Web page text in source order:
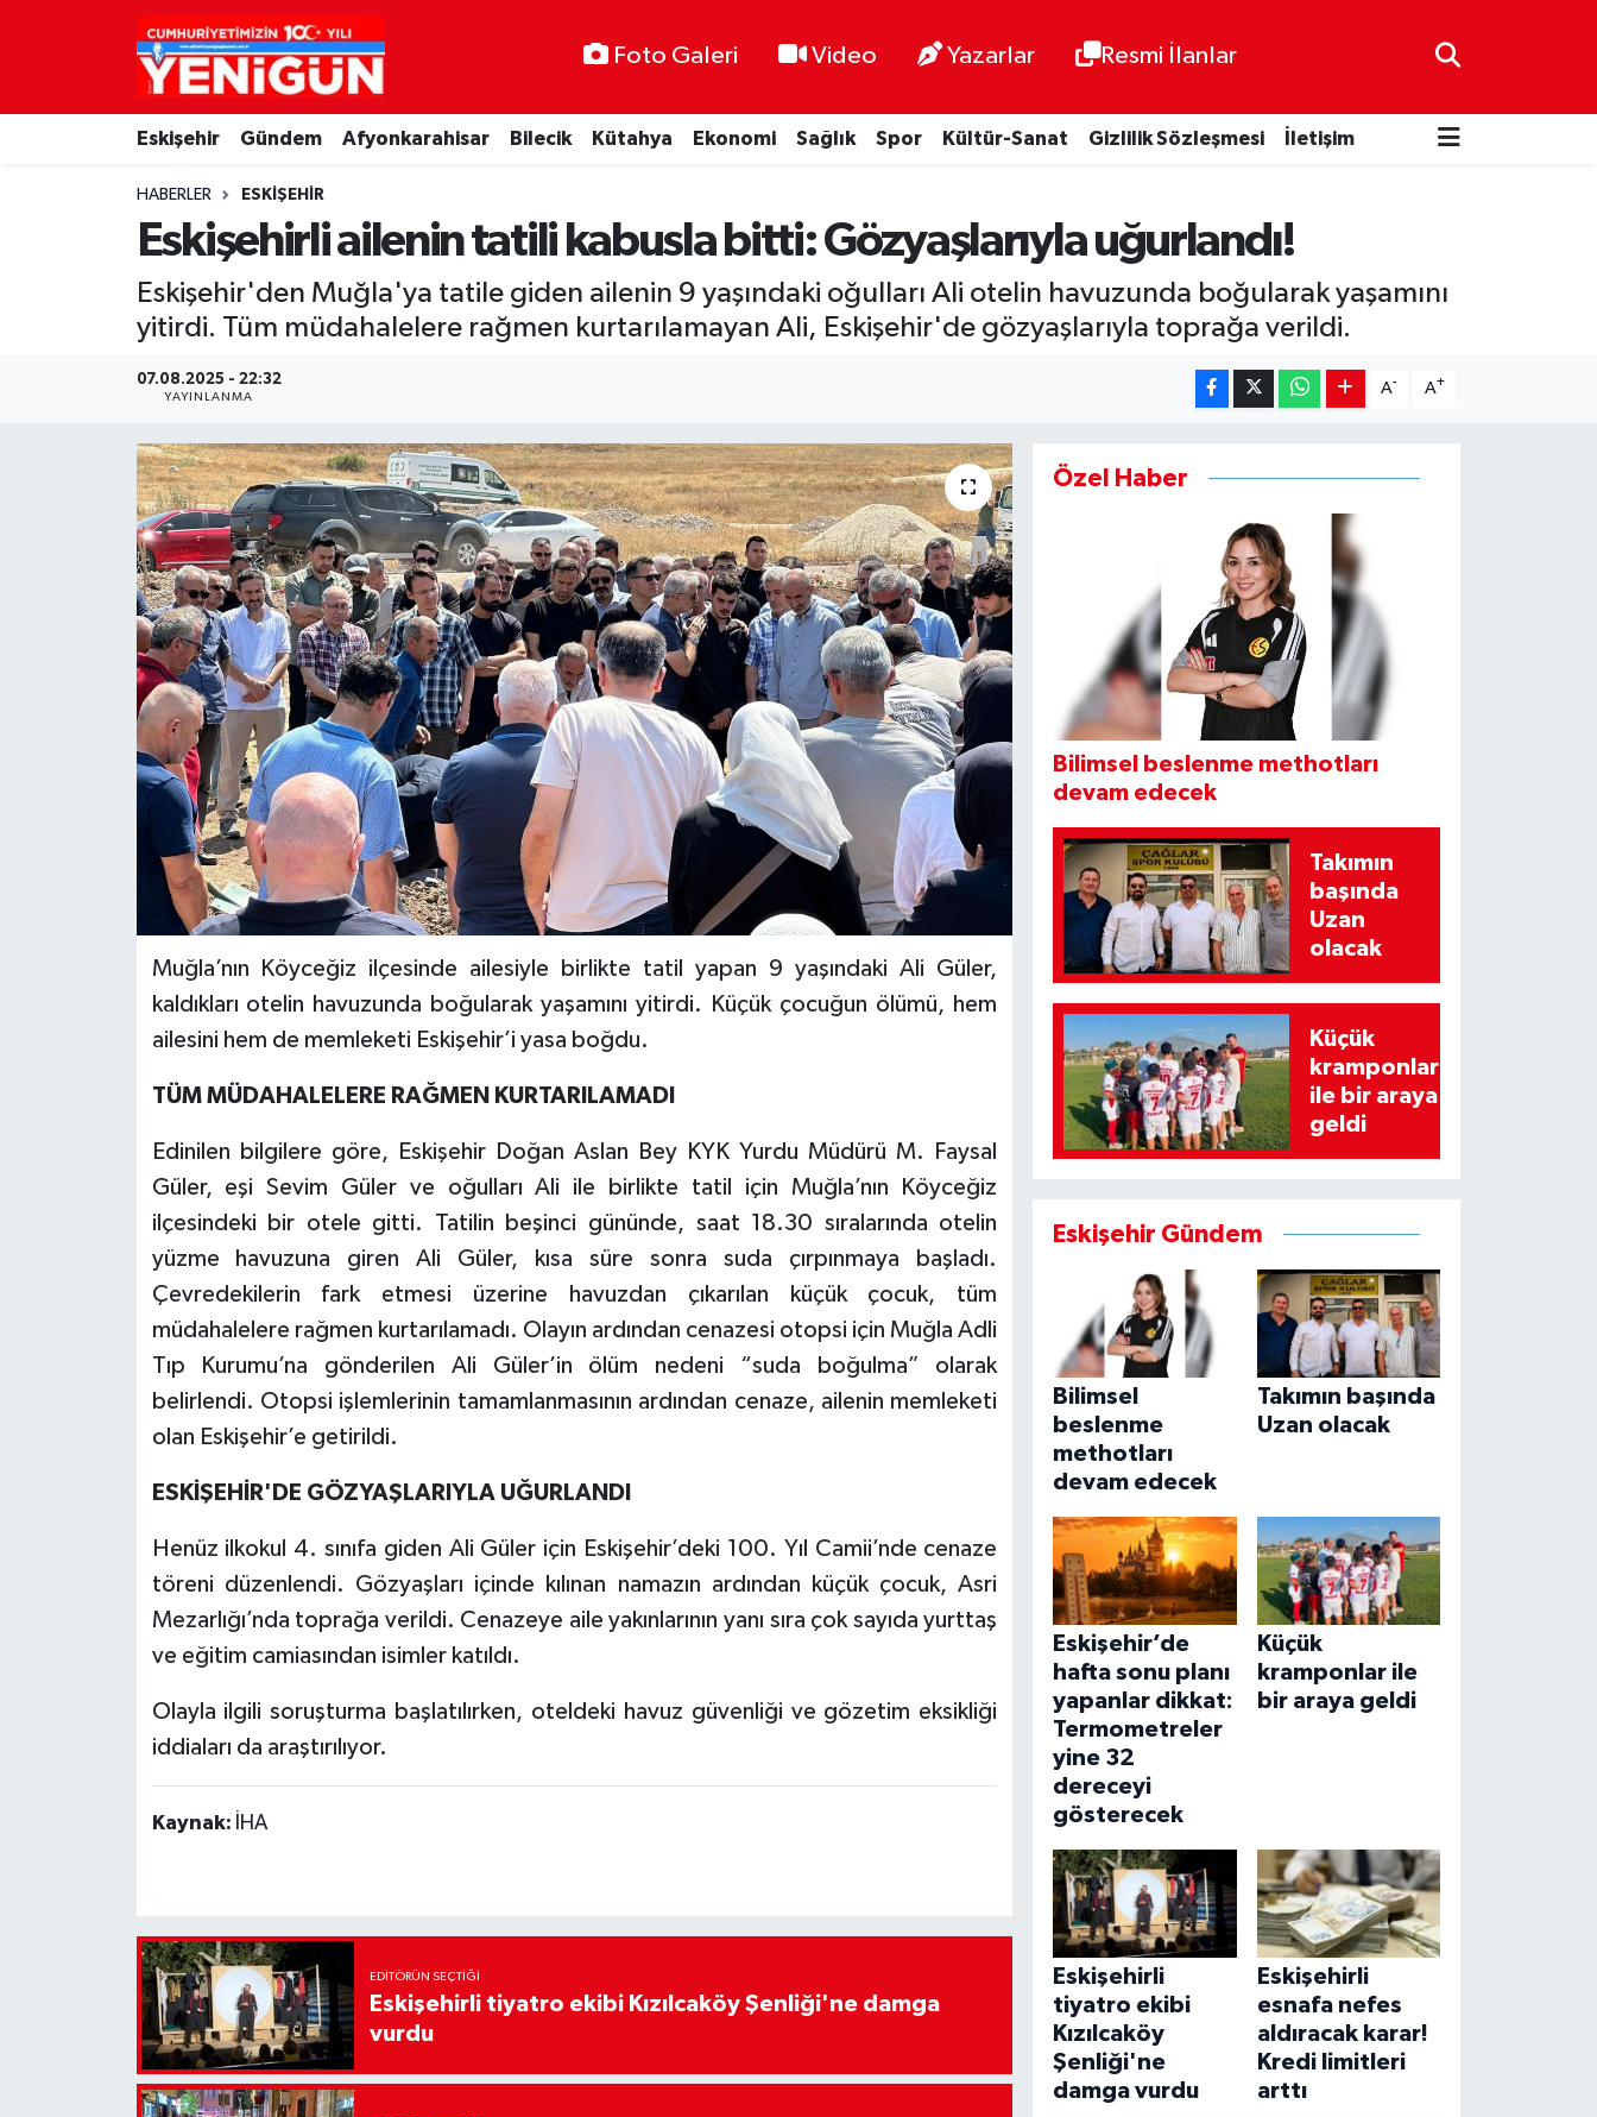
Foto Galeri Video Yazarlar Resmi İlanlar
Eskişehir Gündem Afyonkarahisar Bilecik Kütahya Ekonomi Sağlık Spor Kültür-Sanat Gizlilik Sözleşmesi İletişim
HABERLER ESKIŞEHIR
Eskişehirli ailenin tatili kabusla bitti: Gözyaşlarıyla uğurlandı!
Eskişehir'den Muğla'ya tatile giden ailenin 9 yaşındaki oğulları Ali otelin havuzunda boğularak yaşamını
yitirdi. Tüm müdahalelere rağmen kurtarılamayan Ali, Eskişehir'de gözyaşlarıyla toprağa verildi.
07.08.2025 - 22:32
YAYINLANMA
A- A+
Muğla’nın Köyceğiz ilçesinde ailesiyle birlikte tatil yapan 9 yaşındaki Ali Güler,
kaldıkları otelin havuzunda boğularak yaşamını yitirdi. Küçük çocuğun ölümü, hem
ailesini hem de memleketi Eskişehir’i yasa boğdu.
TÜM MÜDAHALELERE RAĞMEN KURTARILAMADI
Edinilen bilgilere göre, Eskişehir Doğan Aslan Bey KYK Yurdu Müdürü M. Faysal
Güler, eşi Sevim Güler ve oğulları Ali ile birlikte tatil için Muğla’nın Köyceğiz
ilçesindeki bir otele gitti. Tatilin beşinci gününde, saat 18.30 sıralarında otelin
yüzme havuzuna giren Ali Güler, kısa süre sonra suda çırpınmaya başladı.
Çevredekilerin fark etmesi üzerine havuzdan çıkarılan küçük çocuk, tüm
müdahalelere rağmen kurtarılamadı. Olayın ardından cenazesi otopsi için Muğla Adli
Tıp Kurumu’na gönderilen Ali Güler’in ölüm nedeni “suda boğulma” olarak
belirlendi. Otopsi işlemlerinin tamamlanmasının ardından cenaze, ailenin memleketi
olan Eskişehir’e getirildi.
ESKİŞEHİR'DE GÖZYAŞLARIYLA UĞURLANDI
Henüz ilkokul 4. sınıfa giden Ali Güler için Eskişehir’deki 100. Yıl Camii’nde cenaze
töreni düzenlendi. Gözyaşları içinde kılınan namazın ardından küçük çocuk, Asri
Mezarlığı’nda toprağa verildi. Cenazeye aile yakınlarının yanı sıra çok sayıda yurttaş
ve eğitim camiasından isimler katıldı.
Olayla ilgili soruşturma başlatılırken, oteldeki havuz güvenliği ve gözetim eksikliği
iddiaları da araştırılıyor.
Kaynak: İHA
EDITÖRÜN SEÇTIĞI
Eskişehirli tiyatro ekibi Kızılcaköy Şenliği'ne damga
vurdu
Özel Haber
Bilimsel beslenme methotları
devam edecek
Takımın
başında
Uzan
olacak
Küçük
kramponlar
ile bir araya
geldi
Eskişehir Gündem
Bilimsel
beslenme
methotları
devam edecek
Takımın başında
Uzan olacak
Eskişehir’de
hafta sonu planı
yapanlar dikkat:
Termometreler
yine 32
dereceyi
gösterecek
Küçük
kramponlar ile
bir araya geldi
Eskişehirli
tiyatro ekibi
Kızılcaköy
Şenliği'ne
damga vurdu
Eskişehirli
esnafa nefes
aldıracak karar!
Kredi limitleri
arttı
Nöbetçi Eczaneler
Hava Durumu
Tüm Manşetler
Son Dakika Haberleri
Haber Arşivi